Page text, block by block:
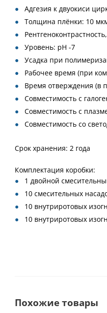
Адгезия к двуокиси
Толщина плёнки: 10
Уровень: pH -7
Усадка при
Рабочее время (при
Время отверждения (в
Совместимость с
Совместимость с
Совместимость со
Срок хранения: 2 года
Комплектация коробки:
1 двойной
10 смесительных
10 внутриротовых
10 внутриротовых
Похожие товары